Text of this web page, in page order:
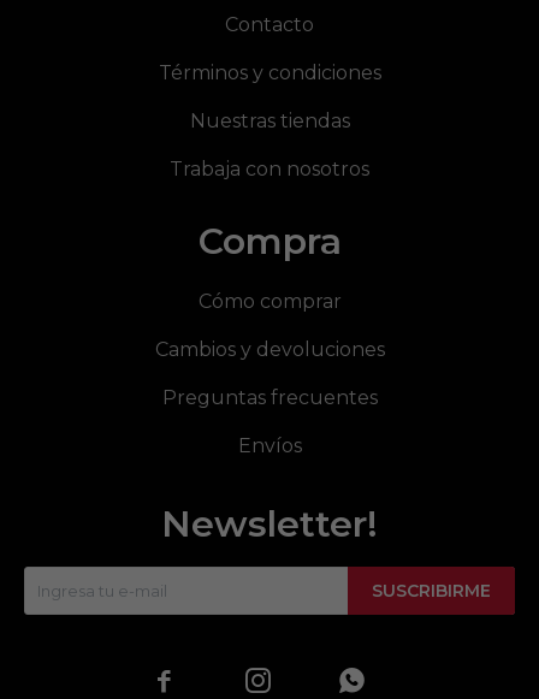
Contacto
Términos y condiciones
Nuestras tiendas
Trabaja con nosotros
Compra
Cómo comprar
Cambios y devoluciones
Preguntas frecuentes
Envíos
Newsletter!
SUSCRIBIRME
  